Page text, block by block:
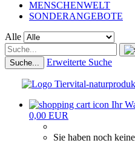
MENSCHENWELT
SONDERANGEBOTE
Alle
Suche... Erweiterte Suche
Ihr
0,00 EUR
Sie haben noch